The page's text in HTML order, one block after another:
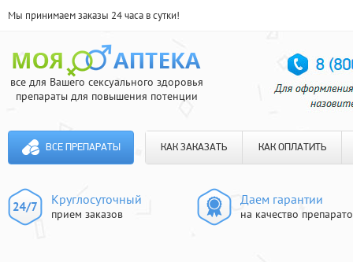
Мы принимаем заказы 24 часа в сутки!
все для Вашего сексуального здоровья
препараты для повышения потенции
ВСЕ ПРЕПАРАТЫ КАК ЗАКАЗАТЬ КАК ОПЛАТИТЬ
Круглосуточный
прием заказов
Даем гарантии
на качество